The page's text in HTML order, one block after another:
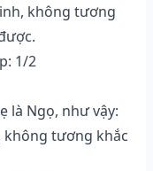
không tương
1/2
là Ngọ, như vậy:
không tương khắc